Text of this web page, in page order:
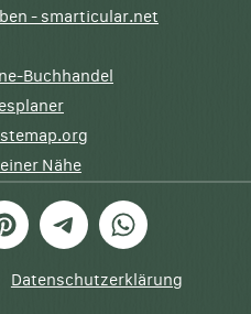
- smarticular.net
Buchhandel
Nähe
TelegramWhatsApp
Datenschutzerklärung